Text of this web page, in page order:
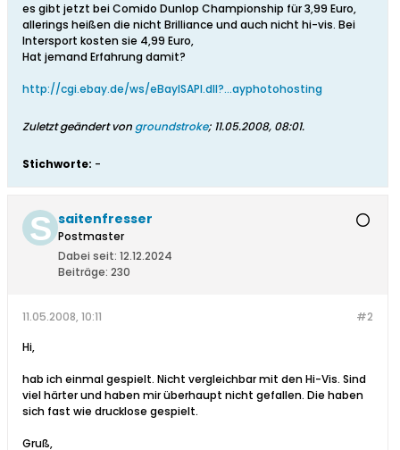
es gibt jetzt bei Comido Dunlop Championship für 3,99 Euro,
allerings heißen die nicht Brilliance und auch nicht hi-vis. Bei
Intersport kosten sie 4,99 Euro,
Hat jemand Erfahrung damit?
http://cgi.ebay.de/ws/eBayISAPI.dll?...ayphotohosting
Zuletzt geändert von groundstroke; 11.05.2008, 08:01.
Stichworte: -
saitenfresser
Postmaster
Dabei seit: 12.12.2024
Beiträge: 230
#2
11.05.2008, 10:11
Hi,
hab ich einmal gespielt. Nicht vergleichbar mit den Hi-Vis. Sind
viel härter und haben mir überhaupt nicht gefallen. Die haben
sich fast wie drucklose gespielt.
Gruß,